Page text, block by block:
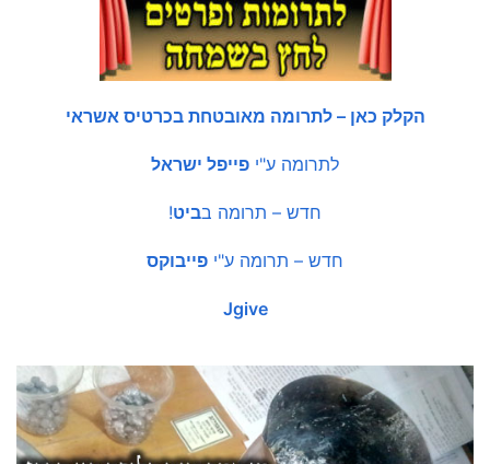
הקלק כאן – לתרומה מאובטחת בכרטיס אשראי
לתרומה ע"י פייפל ישראל
חדש – תרומה בביט!
חדש – תרומה ע"י פייבוקס
Jgive